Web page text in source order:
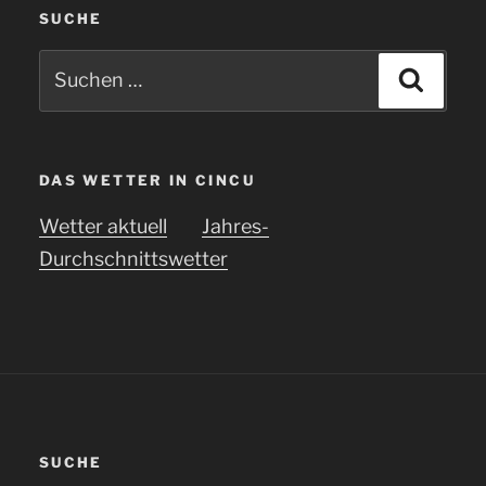
SUCHE
DAS WETTER IN CINCU
Wetter aktuell
Jahres-
Durchschnittswetter
SUCHE